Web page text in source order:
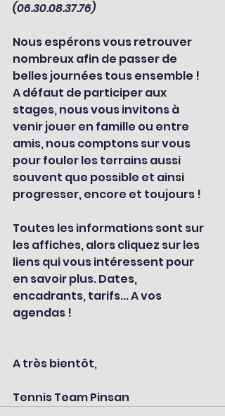
(06.30.08.37.76)
Nous espérons vous retrouver
nombreux afin de passer de
belles journées tous ensemble !
A défaut de participer aux
stages, nous vous invitons à
venir jouer en famille ou entre
amis, nous comptons sur vous
pour fouler les terrains aussi
souvent que possible et ainsi
progresser, encore et toujours !
Toutes les informations sont sur
les affiches, alors cliquez sur les
liens qui vous intéressent pour
en savoir plus. Dates,
encadrants, tarifs... A vos
agendas !
A très bientôt,
Tennis Team Pinsan